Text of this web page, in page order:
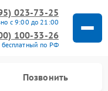
023-73-25
с 9:00 до 21:00
100-33-26
бесплатный по РФ
Позвонить